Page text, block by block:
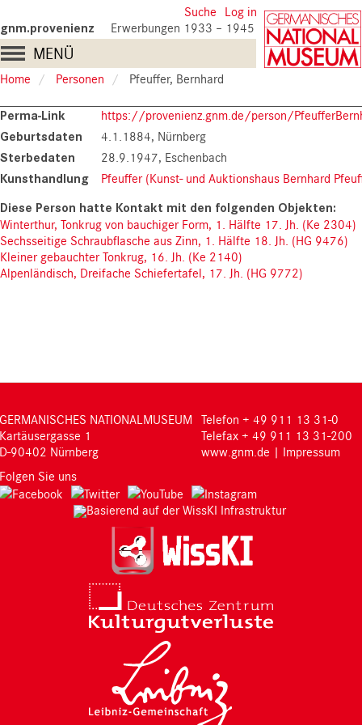
to
main
content
User
account
menu
Suche Log in
gnm.provenienz Erwerbungen 1933 – 1945
Main
navigation
MENÜ
Home Personen Pfeuffer, Bernhard
Perma-Link https://provenienz.gnm.de/person/
Geburtsdaten 4.1.1884, Nürnberg
Sterbedaten 28.9.1947, Eschenbach
Kunsthandlung Pfeuffer (Kunst- und Auktionshaus Bernhard
Winterthur, Tonkrug von bauchiger Form, 1. Hälfte 17. Jh. (Ke 2304)
Sechsseitige Schraubflasche aus Zinn, 1. Hälfte 18. Jh. (HG 9476)
Kleiner gebauchter Tonkrug, 16. Jh. (Ke 2140)
Alpenländisch, Dreifache Schiefertafel, 17. Jh. (HG 9772)
GERMANISCHES NATIONALMUSEUM
Kartäusergasse 1
D-90402 Nürnberg
Telefon + 49 911 13 31-0
Telefax + 49 911 13 31-200
www.gnm.de | Impressum
Folgen Sie uns
Basierend auf der WissKI Infrastruktur